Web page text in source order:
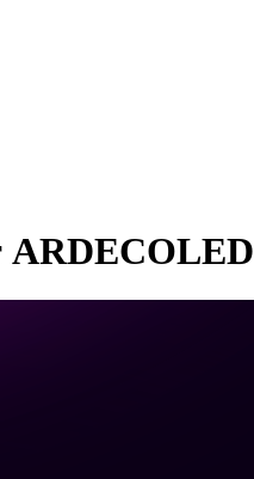
ARDECOLED